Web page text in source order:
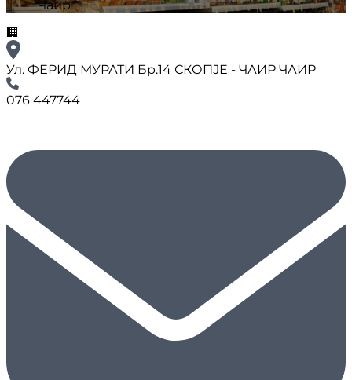
Чаир
🏢
Ул. ФЕРИД МУРАТИ Бр.14 СКОПЈЕ - ЧАИР ЧАИР
076 447744